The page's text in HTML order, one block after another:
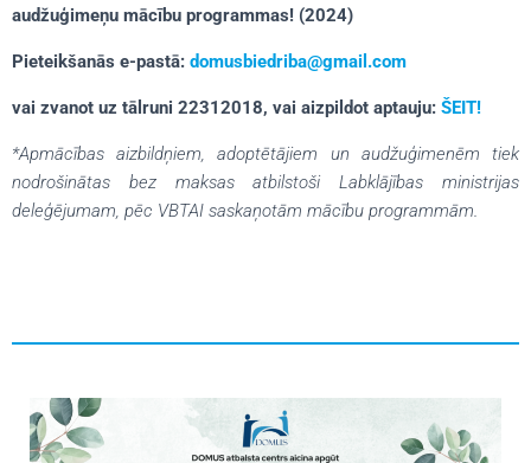
audžuģimeņu mācību programmas! (2024)
Pieteikšanās e-pastā: domusbiedriba@gmail.com
vai zvanot uz tālruni 22312018, vai aizpildot aptauju: ŠEIT!
*Apmācības aizbildņiem, adoptētājiem un audžuģimenēm tiek
nodrošinātas bez maksas atbilstoši Labklājības ministrijas
deleģējumam, pēc VBTAI saskaņotām mācību programmām.